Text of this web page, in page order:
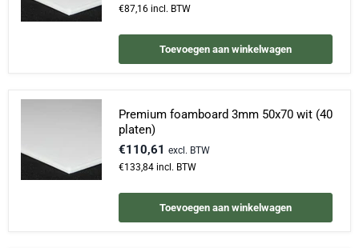
€87,16 incl. BTW
Toevoegen aan winkelwagen
Premium foamboard 3mm 50x70 wit (40
platen)
€110,61 excl. BTW
€133,84 incl. BTW
Toevoegen aan winkelwagen